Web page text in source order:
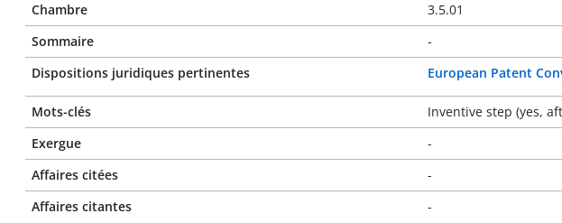
Chambre
3.5.01
Sommaire
-
Dispositions juridiques pertinentes
European Patent
Mots-clés
Inventive step (yes,
Exergue
-
Affaires citées
-
Affaires citantes
-